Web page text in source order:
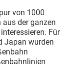
von 1000
der ganzen
Für
Japan wurden